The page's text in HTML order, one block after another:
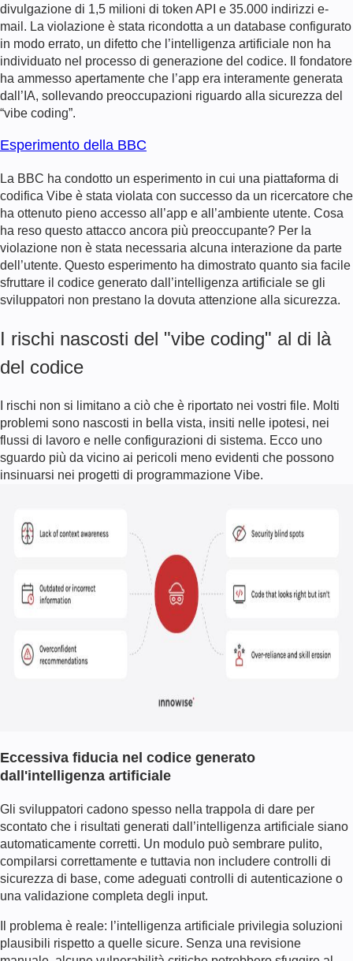
divulgazione di 1,5 milioni di token API e 35.000 indirizzi e-
mail. La violazione è stata ricondotta a un database configurato
in modo errato, un difetto che l’intelligenza artificiale non ha
individuato nel processo di generazione del codice. Il fondatore
ha ammesso apertamente che l’app era interamente generata
dall’IA, sollevando preoccupazioni riguardo alla sicurezza del
“vibe coding”.
Esperimento della BBC
La BBC ha condotto un esperimento in cui una piattaforma di
codifica Vibe è stata violata con successo da un ricercatore che
ha ottenuto pieno accesso all’app e all’ambiente utente. Cosa
ha reso questo attacco ancora più preoccupante? Per la
violazione non è stata necessaria alcuna interazione da parte
dell’utente. Questo esperimento ha dimostrato quanto sia facile
sfruttare il codice generato dall’intelligenza artificiale se gli
sviluppatori non prestano la dovuta attenzione alla sicurezza.
I rischi nascosti del "vibe coding" al di là
del codice
I rischi non si limitano a ciò che è riportato nei vostri file. Molti
problemi sono nascosti in bella vista, insiti nelle ipotesi, nei
flussi di lavoro e nelle configurazioni di sistema. Ecco uno
sguardo più da vicino ai pericoli meno evidenti che possono
insinuarsi nei progetti di programmazione Vibe.
Eccessiva fiducia nel codice generato
dall'intelligenza artificiale
Gli sviluppatori cadono spesso nella trappola di dare per
scontato che i risultati generati dall’intelligenza artificiale siano
automaticamente corretti. Un modulo può sembrare pulito,
compilarsi correttamente e tuttavia non includere controlli di
sicurezza di base, come adeguati controlli di autenticazione o
una validazione completa degli input.
Il problema è reale: l’intelligenza artificiale privilegia soluzioni
plausibili rispetto a quelle sicure. Senza una revisione